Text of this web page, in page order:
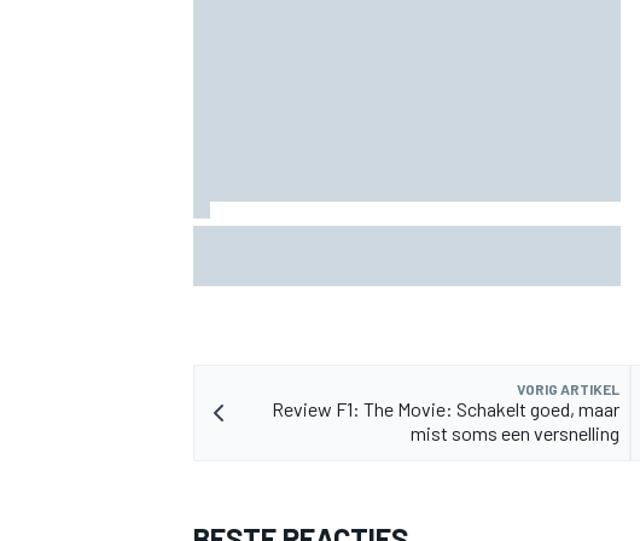
VORIG ARTIKEL
Review F1: The Movie: Schakelt goed, maar
mist soms een versnelling